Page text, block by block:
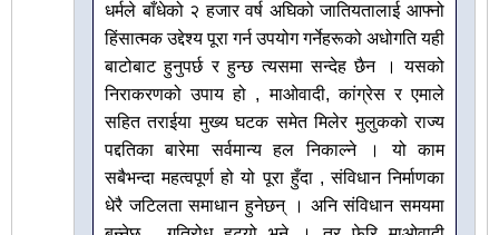
धर्मले बाँधेको २ हजार वर्ष अघिको जातियतालाई आफ्नो
हिंसात्मक उद्देश्य पूरा गर्न उपयोग गर्नेहरूको अधोगति यही
बाटोबाट हुनुपर्छ र हुन्छ त्यसमा सन्देह छैन । यसको
निराकरणको उपाय हो , माओवादी, कांग्रेस र एमाले
सहित तराईया मुख्य घटक समेत मिलेर मुलुकको राज्य
पद्दतिका बारेमा सर्वमान्य हल निकाल्ने । यो काम
सबैभन्दा महत्वपूर्ण हो यो पूरा हुँदा , संविधान निर्माणका
धेरै जटिलता समाधान हुनेछन् । अनि संविधान समयमा